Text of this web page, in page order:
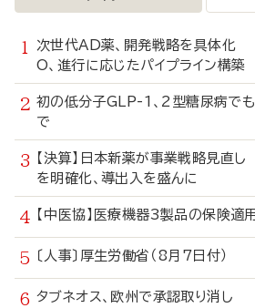
次世代AD薬、開発戦略を具体化
O、進行に応じたパイプライン構築
初の低分子GLP-1、2型糖尿病で
で
【決算】日本新薬が事業戦略見
を明確化、導出入を盛んに
【中医協】医療機器3製品の保険
〔人事〕厚生労働省（8月7日付）
タブネオス、欧州で承認取り消し